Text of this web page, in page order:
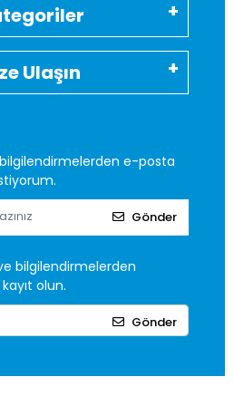
Ulaşın
e-posta
Gönder
bilgilendirmelerden
olun.
Gönder